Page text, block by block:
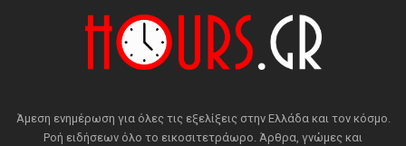
Άμεση ενημέρωση για όλες τις εξελίξεις στην Ελλάδα και τον κόσμο.
Ροή ειδήσεων όλο το εικοσιτετράωρο. Άρθρα, γνώμες και